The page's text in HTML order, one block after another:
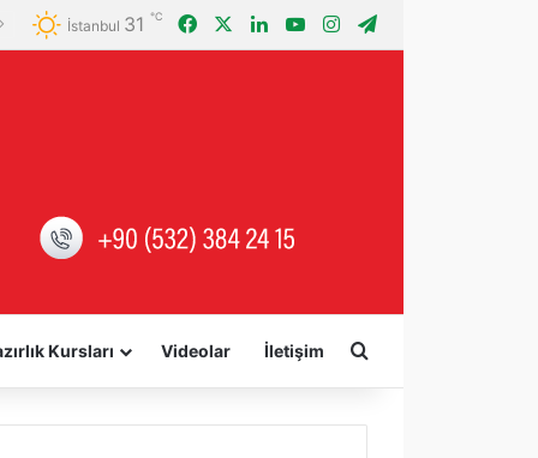
İstanbul 31 ℃ FacebookLinkedInYouTubeInstagram
Kursları Videolar İletişim